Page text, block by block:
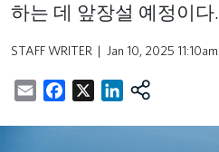
하는 데 앞장설 예정이다.
STAFF WRITER Jan 10, 2025 11:10am
EmailFacebookLinkedIn